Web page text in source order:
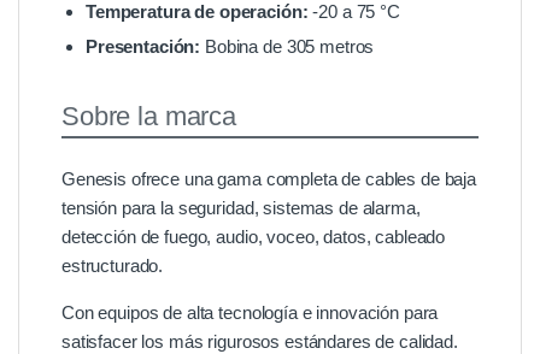
Temperatura de operación: -20 a 75 °C
Presentación: Bobina de 305 metros
Sobre la marca
Genesis ofrece una gama completa de cables de baja
tensión para la seguridad, sistemas de alarma,
detección de fuego, audio, voceo, datos, cableado
estructurado.
Con equipos de alta tecnología e innovación para
satisfacer los más rigurosos estándares de calidad.